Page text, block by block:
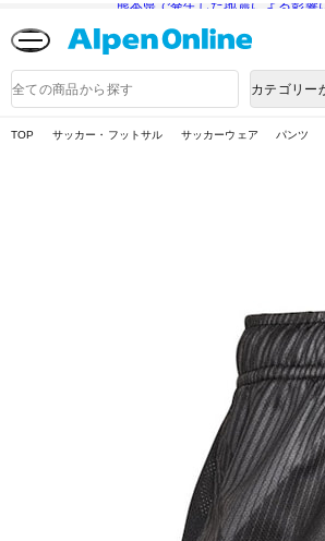
熊本県で発生した地震による影響
品
検
カテゴリー
TOP サッカー・フットサル サッカーウェア パンツ